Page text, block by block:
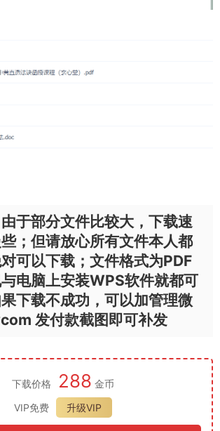
于部分文件比较大，下载速
；但请放心所有文件本人都
可以下载；文件格式为PDF
电脑上安装WPS软件就都可
下载不成功，可以加管理微
发付款截图即可补发
下载价格 288 金币
VIP免费
升级VIP